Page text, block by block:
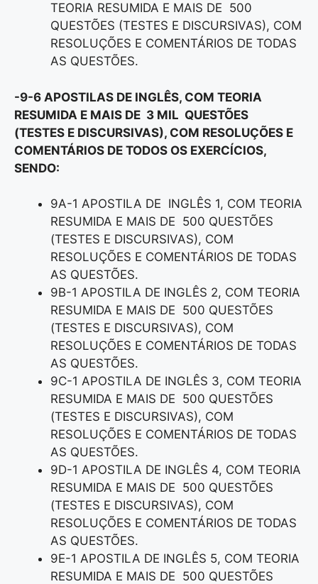
TEORIA RESUMIDA E MAIS DE 500
QUESTÕES (TESTES E DISCURSIVAS), COM
RESOLUÇÕES E COMENTÁRIOS DE TODAS
AS QUESTÕES.
-9-6 APOSTILAS DE INGLÊS, COM TEORIA
RESUMIDA E MAIS DE 3 MIL QUESTÕES
(TESTES E DISCURSIVAS), COM RESOLUÇÕES E
COMENTÁRIOS DE TODOS OS EXERCÍCIOS,
SENDO:
9A-1 APOSTILA DE INGLÊS 1, COM TEORIA
RESUMIDA E MAIS DE 500 QUESTÕES
(TESTES E DISCURSIVAS), COM
RESOLUÇÕES E COMENTÁRIOS DE TODAS
AS QUESTÕES.
9B-1 APOSTILA DE INGLÊS 2, COM TEORIA
RESUMIDA E MAIS DE 500 QUESTÕES
(TESTES E DISCURSIVAS), COM
RESOLUÇÕES E COMENTÁRIOS DE TODAS
AS QUESTÕES.
9C-1 APOSTILA DE INGLÊS 3, COM TEORIA
RESUMIDA E MAIS DE 500 QUESTÕES
(TESTES E DISCURSIVAS), COM
RESOLUÇÕES E COMENTÁRIOS DE TODAS
AS QUESTÕES.
9D-1 APOSTILA DE INGLÊS 4, COM TEORIA
RESUMIDA E MAIS DE 500 QUESTÕES
(TESTES E DISCURSIVAS), COM
RESOLUÇÕES E COMENTÁRIOS DE TODAS
AS QUESTÕES.
9E-1 APOSTILA DE INGLÊS 5, COM TEORIA
RESUMIDA E MAIS DE 500 QUESTÕES